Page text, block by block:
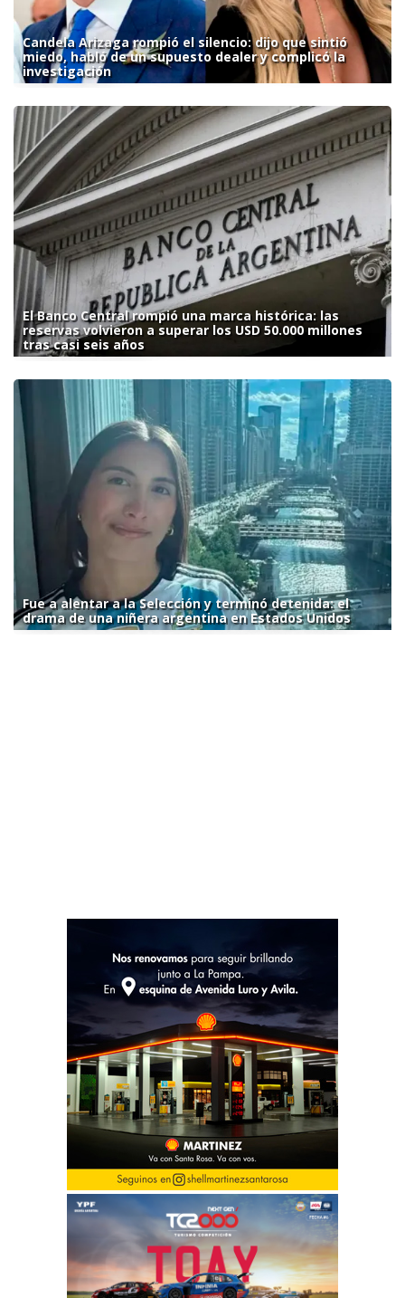
Candela Arizaga rompió el silencio: dijo que sintió
miedo, habló de un supuesto dealer y complicó la
investigación
El Banco Central rompió una marca histórica: las
reservas volvieron a superar los USD 50.000 millones
tras casi seis años
Fue a alentar a la Selección y terminó detenida: el
drama de una niñera argentina en Estados Unidos